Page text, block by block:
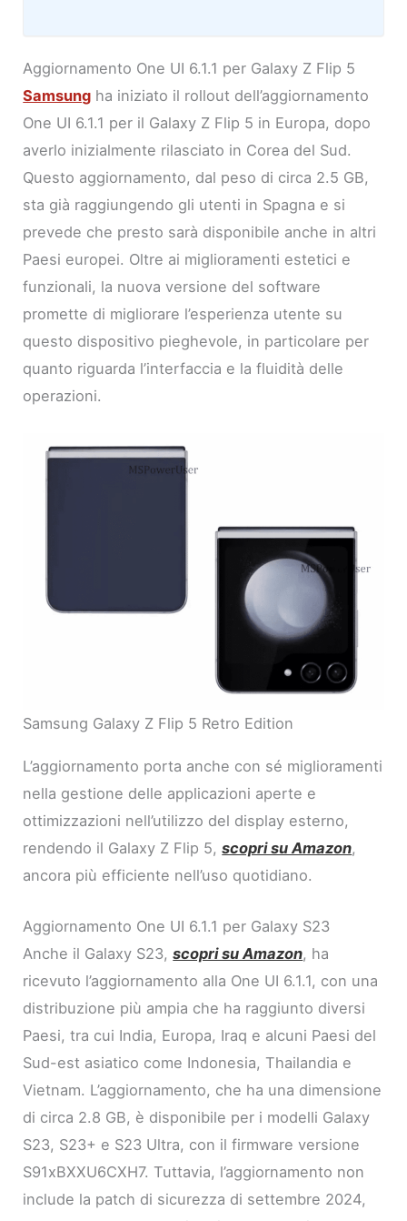
Aggiornamento One UI 6.1.1 per Galaxy Z Flip 5
Samsung ha iniziato il rollout dell’aggiornamento
One UI 6.1.1 per il Galaxy Z Flip 5 in Europa, dopo
averlo inizialmente rilasciato in Corea del Sud.
Questo aggiornamento, dal peso di circa 2.5 GB,
sta già raggiungendo gli utenti in Spagna e si
prevede che presto sarà disponibile anche in altri
Paesi europei. Oltre ai miglioramenti estetici e
funzionali, la nuova versione del software
promette di migliorare l’esperienza utente su
questo dispositivo pieghevole, in particolare per
quanto riguarda l’interfaccia e la fluidità delle
operazioni.
Samsung Galaxy Z Flip 5 Retro Edition
L’aggiornamento porta anche con sé miglioramenti
nella gestione delle applicazioni aperte e
ottimizzazioni nell’utilizzo del display esterno,
rendendo il Galaxy Z Flip 5,scopri su Amazon,
ancora più efficiente nell’uso quotidiano.
Aggiornamento One UI 6.1.1 per Galaxy S23
Anche il Galaxy S23,scopri su Amazon, ha
ricevuto l’aggiornamento alla One UI 6.1.1, con una
distribuzione più ampia che ha raggiunto diversi
Paesi, tra cui India, Europa, Iraq e alcuni Paesi del
Sud-est asiatico come Indonesia, Thailandia e
Vietnam. L’aggiornamento, che ha una dimensione
di circa 2.8 GB, è disponibile per i modelli Galaxy
S23, S23+ e S23 Ultra, con il firmware versione
S91xBXXU6CXH7. Tuttavia, l’aggiornamento non
include la patch di sicurezza di settembre 2024,